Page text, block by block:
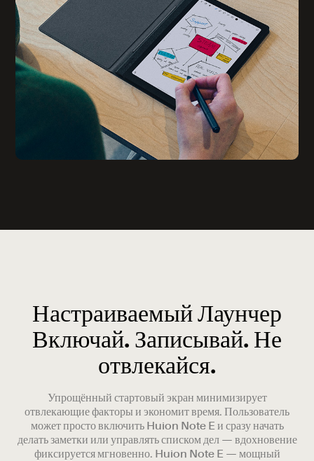
Настраиваемый Лаунчер
Включай. Записывай. Не
отвлекайся.
Упрощённый стартовый экран минимизирует
отвлекающие факторы и экономит время. Пользователь
может просто включить Huion Note E и сразу начать
делать заметки или управлять списком дел — вдохновение
фиксируется мгновенно. Huion Note E — мощный